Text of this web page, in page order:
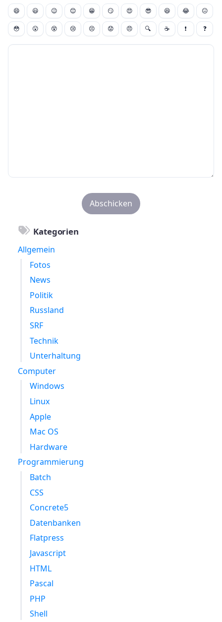
😄 😃 😉 😊 😁 😏 😍 😎 😆 😂 😐
😳 😮 😵 😢 😣 😟 😠 🔍 ☕ ❗ ❓
Kategorien
Allgemein
Fotos
News
Politik
Russland
SRF
Technik
Unterhaltung
Computer
Windows
Linux
Apple
Mac OS
Hardware
Programmierung
Batch
CSS
Concrete5
Datenbanken
Flatpress
Javascript
HTML
Pascal
PHP
Shell